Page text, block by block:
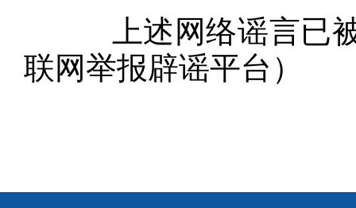
上述网络谣言已被
联网举报辟谣平台）